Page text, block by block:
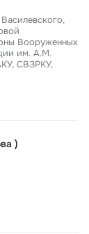
Вооруженных
им. А.М.
СВЗРКУ,
)